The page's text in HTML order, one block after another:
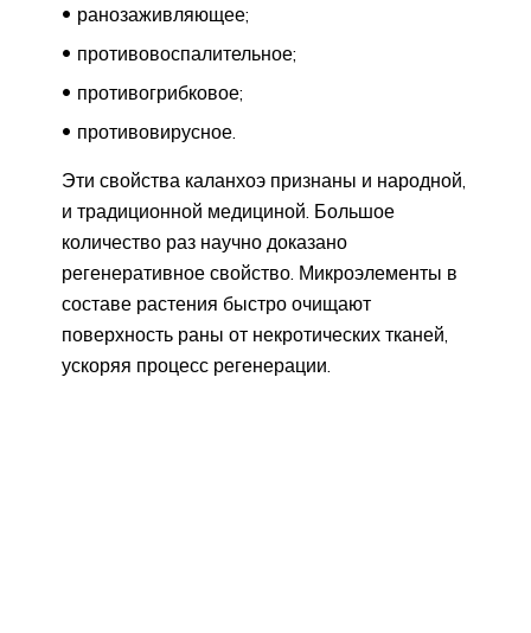
ранозаживляющее;
противовоспалительное;
противогрибковое;
противовирусное.
Эти свойства каланхоэ признаны и народной,
и традиционной медициной. Большое
количество раз научно доказано
регенеративное свойство. Микроэлементы в
составе растения быстро очищают
поверхность раны от некротических тканей,
ускоряя процесс регенерации.